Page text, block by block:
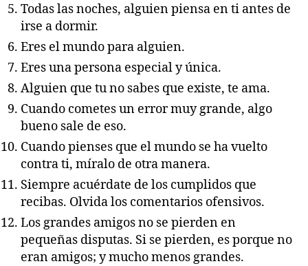
Todas las noches, alguien piensa en ti antes de
irse a dormir.
Eres el mundo para alguien.
Eres una persona especial y única.
Alguien que tu no sabes que existe, te ama.
Cuando cometes un error muy grande, algo
bueno sale de eso.
Cuando pienses que el mundo se ha vuelto
contra ti, míralo de otra manera.
Siempre acuérdate de los cumplidos que
recibas. Olvida los comentarios ofensivos.
Los grandes amigos no se pierden en
pequeñas disputas. Si se pierden, es porque no
eran amigos; y mucho menos grandes.